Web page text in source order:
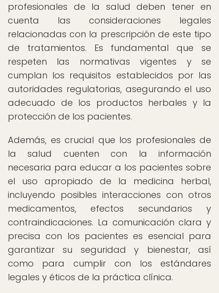
profesionales de la salud deben tener en
cuenta las consideraciones legales
relacionadas con la prescripción de este tipo
de tratamientos. Es fundamental que se
respeten las normativas vigentes y se
cumplan los requisitos establecidos por las
autoridades regulatorias, asegurando el uso
adecuado de los productos herbales y la
protección de los pacientes.
Además, es crucial que los profesionales de
la salud cuenten con la información
necesaria para educar a los pacientes sobre
el uso apropiado de la medicina herbal,
incluyendo posibles interacciones con otros
medicamentos, efectos secundarios y
contraindicaciones. La comunicación clara y
precisa con los pacientes es esencial para
garantizar su seguridad y bienestar, así
como para cumplir con los estándares
legales y éticos de la práctica clínica.